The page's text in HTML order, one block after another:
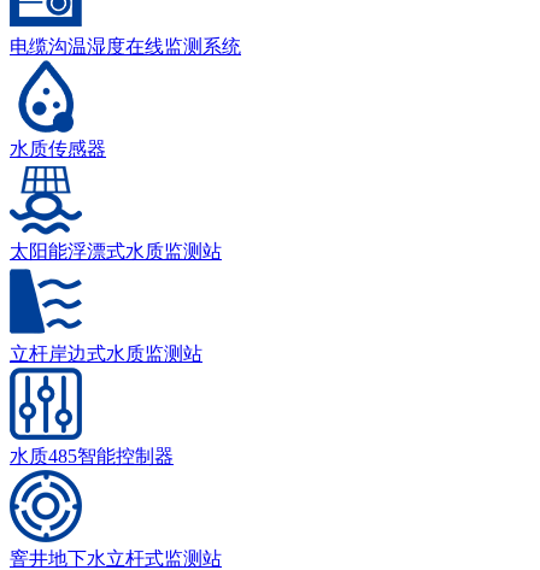
电缆沟温湿度在线监测系统
水质传感器
太阳能浮漂式水质监测站
立杆岸边式水质监测站
水质485智能控制器
窨井地下水立杆式监测站